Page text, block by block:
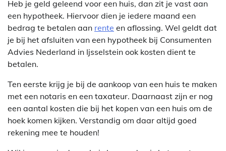
Heb je geld geleend voor een huis, dan zit je vast aan
een hypotheek. Hiervoor dien je iedere maand een
bedrag te betalen aan rente en aflossing. Wel geldt dat
je bij het afsluiten van een hypotheek bij Consumenten
Advies Nederland in Ijsselstein ook kosten dient te
betalen.
Ten eerste krijg je bij de aankoop van een huis te maken
met een notaris en een taxateur. Daarnaast zijn er nog
een aantal kosten die bij het kopen van een huis om de
hoek komen kijken. Verstandig om daar altijd goed
rekening mee te houden!